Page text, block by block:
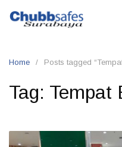
Home Posts tagged
Tag: Tempat